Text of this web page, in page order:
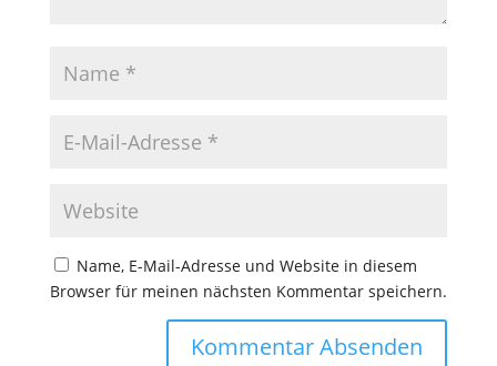
Name, E-Mail-Adresse und Website in diesem
Browser für meinen nächsten Kommentar speichern.